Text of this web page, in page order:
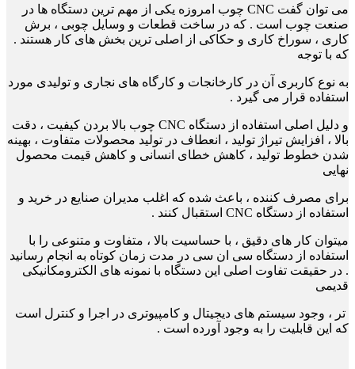
می توان گفت CNC چوب امروزه یکی از مهم ترین دستگاه ها در
صنعت چوب است . که در ساخت قطعات و وسایل چوبی ، برش
کاری ، سوراخ کاری و حکاکی از اصلی ترین بخش های کار هستند .
که با توجه
به نوع کاربری آن در کارخانجات و کارگاه های نجاری و تولیدی مورد
استفاده قرار می گیرد .
و دلیل اصلی استفاده از دستگاه CNC چوب بالا بردن کیفیت ، دقت
بالا ، افزایش تیراژ تولید ، انعطاف در تولید محصولات متفاوت ، بهینه
شدن خطوط تولید ، کاهش خطای انسانی و کاهش قیمت محصول
نهایی
برای مصرف کننده ، باعث شده که اغلب مدیران صنایع در خرید و
استفاده از دستگاه CNC استقبال
کنند .
میتوان کار های دقیق ، با حساسیت بالا ، متفاوت و متنوعی را با
استفاده از دستگاه سی ان سی در مدت زمان کوتاه به انجام رسانید
. در حقیقت تفاوت اصلی این دستگاه با نمونه های الکترومکانیکی
قدیمی
تر ، وجود سیستم های دیجیتال و کامپیوتری در اجرا و کنترل است
که این قابلیت را به وجود آورده است .